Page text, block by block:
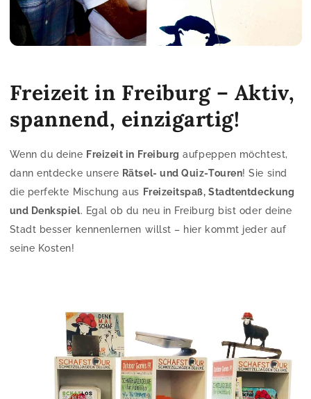
Freizeit in Freiburg – Aktiv,
spannend, einzigartig!
Wenn du deine Freizeit in Freiburg aufpeppen möchtest,
dann entdecke unsere Rätsel- und Quiz-Touren! Sie sind
die perfekte Mischung aus Freizeitspaß, Stadtentdeckung
und Denkspiel. Egal ob du neu in Freiburg bist oder deine
Stadt besser kennenlernen willst – hier kommt jeder auf
seine Kosten!